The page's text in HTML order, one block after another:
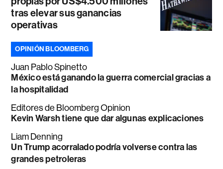
tras elevar sus ganancias
operativas
OPINIÓN BLOOMBERG
Juan Pablo Spinetto
México está ganando la guerra comercial gracias a
la hospitalidad
Editores de Bloomberg Opinion
Kevin Warsh tiene que dar algunas explicaciones
Liam Denning
Un Trump acorralado podría volverse contra las
grandes petroleras